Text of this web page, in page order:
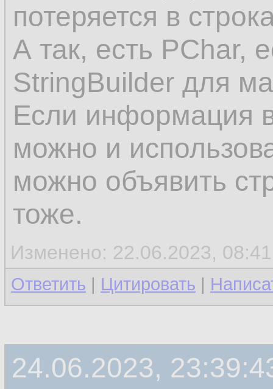
потеряется в
А так, есть PChar,
StringBuilder для
Если информация
можно и
можно объявить
тоже.
Изменено: 22.06.2023,
Ответить | Цитировать |
24.06.2023,